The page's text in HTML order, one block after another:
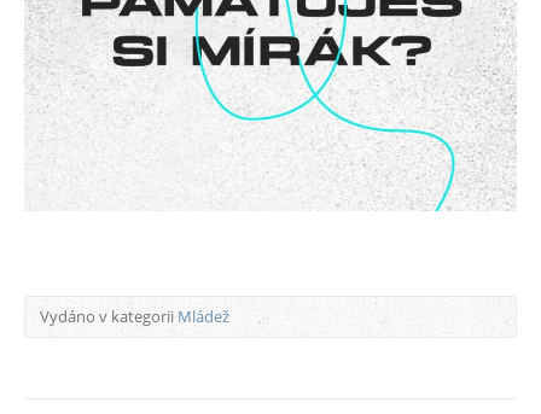
Vydáno v kategorii Mládež